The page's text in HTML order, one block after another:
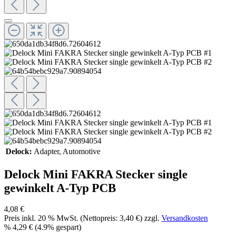
Delock: Adapter, Automotive
Delock Mini FAKRA Stecker single
gewinkelt A-Typ PCB
4,08 €
Preis inkl. 20 % MwSt. (Nettopreis: 3,40 €) zzgl. Versandkosten
% 4,29 € (4.9% gespart)